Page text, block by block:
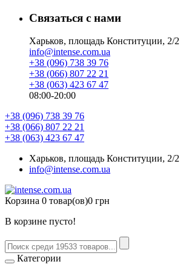
Связаться с нами
Харьков, площадь Конституции, 2/2
info@intense.com.ua
+38 (096) 738 39 76
+38 (066) 807 22 21
+38 (063) 423 67 47
08:00-20:00
+38 (096) 738 39 76
+38 (066) 807 22 21
+38 (063) 423 67 47
Харьков, площадь Конституции, 2/2
info@intense.com.ua
Корзина 0 товар(ов)0 грн
В корзине пусто!
Категории